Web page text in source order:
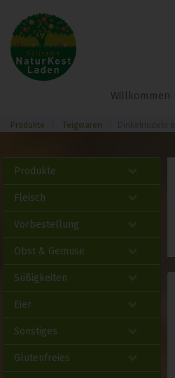
Webshop
Willkommen
Produkte Teigwaren
Produkte
Fleisch
Vorbestellung
Obst & Gemüse
Süßigkeiten
Eier
Sonstiges
Glutenfreies